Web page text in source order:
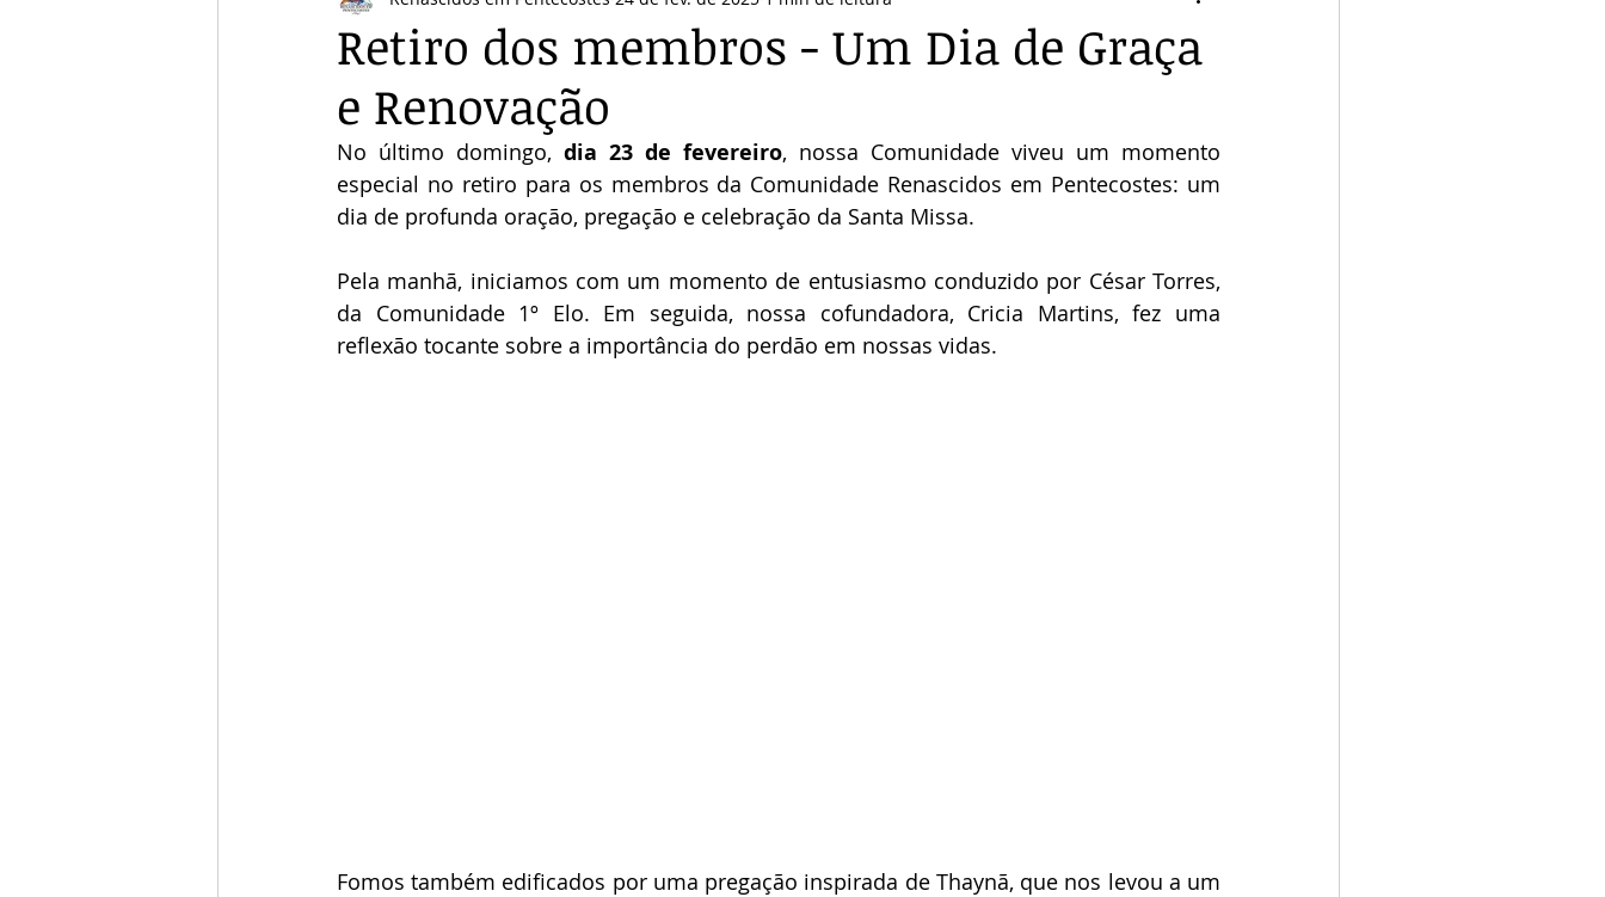
Retiro dos membros - Um Dia de Graça
e Renovação
No último domingo, dia 23 de fevereiro, nossa Comunidade viveu um momento
especial no retiro para os membros da Comunidade Renascidos em Pentecostes: um
dia de profunda oração, pregação e celebração da Santa Missa.
Pela manhã, iniciamos com um momento de entusiasmo conduzido por César Torres,
da Comunidade 1º Elo. Em seguida, nossa cofundadora, Cricia Martins, fez uma
reflexão tocante sobre a importância do perdão em nossas vidas.
Fomos também edificados por uma pregação inspirada de Thaynã, que nos levou a um